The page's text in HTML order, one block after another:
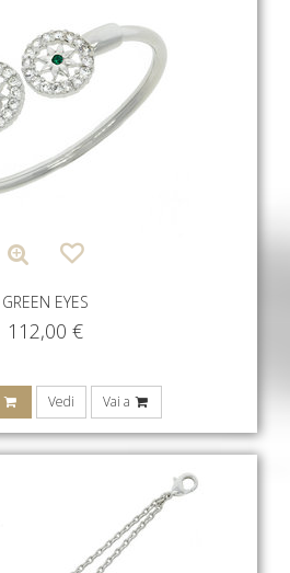
GREEN EYES
112,00 €
Vedi Vai a